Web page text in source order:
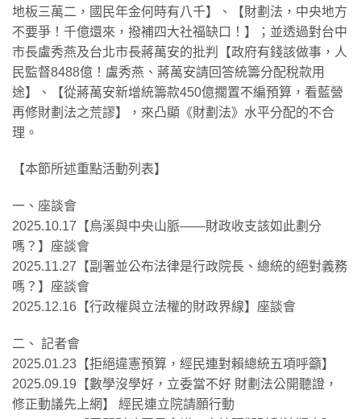
地板三萬二，國民年金何時有八千】、【財劃法，中央地方
不要爭！千億還來，撥補四大社福缺口！】；並透過對台中
市長盧秀燕及台北市長蔣萬安的批判【政府有錢該做事，人
民監督8488億！盧秀燕、蔣萬安請回答統籌分配稅款用
途】、【從蔣萬安新增統籌款450億擱置不編預算，看藍營
再修財劃法之荒謬】，來凸顯《財劃法》水平分配的不合
理。
【本節所述重點活動列表】
一、座談會
2025.10.17【烏溪與中央山脈——財政收支該如此劃分
嗎？】座談會
2025.11.27【副署並公布法律是行政院長、總統的絕對義務
嗎？】座談會
2025.12.16【行政權與立法權的財政界線】座談會
二、 記者會
2025.01.23【拒絕違憲預算，經民連對賴總統五項呼籲】
2025.09.19【數學沒學好，立委當不好 財劃法公開聽證，
修正動議先上網】 經民連立院請願行動